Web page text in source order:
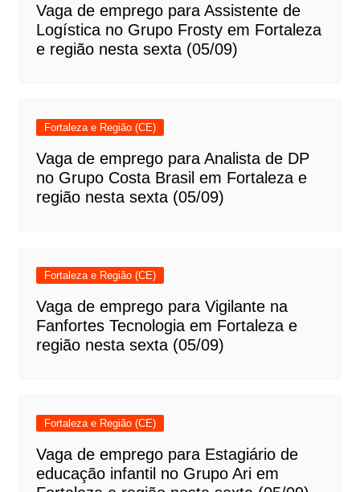
Vaga de emprego para Assistente de
Logística no Grupo Frosty em Fortaleza
e região nesta sexta (05/09)
Fortaleza e Região (CE)
Vaga de emprego para Analista de DP
no Grupo Costa Brasil em Fortaleza e
região nesta sexta (05/09)
Fortaleza e Região (CE)
Vaga de emprego para Vigilante na
Fanfortes Tecnologia em Fortaleza e
região nesta sexta (05/09)
Fortaleza e Região (CE)
Vaga de emprego para Estagiário de
educação infantil no Grupo Ari em